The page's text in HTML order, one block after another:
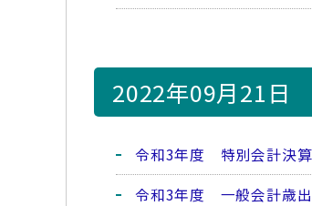
2022年09月21日
令和3年度 特別会計決算
令和3年度 一般会計歳出